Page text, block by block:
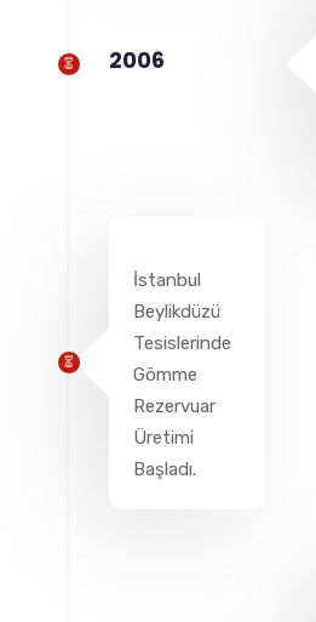
2006
İstanbul
Beylikdüzü
Tesislerinde
Gömme
Rezervuar
Üretimi
Başladı.